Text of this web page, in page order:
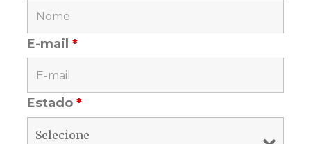
E-mail*
Estado*